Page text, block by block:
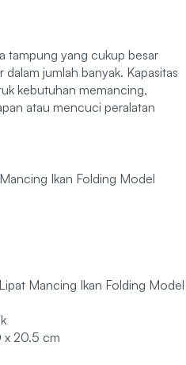
tampung yang cukup besar
jumlah banyak. Kapasitas
kebutuhan memancing,
atau mencuci peralatan
Ikan Folding Model
Mancing Ikan Folding Model
x 20.5 cm